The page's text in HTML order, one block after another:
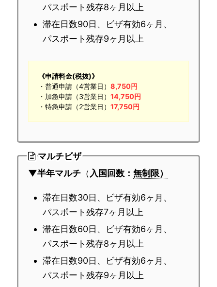
パスポート残存8ヶ月以上
滞在日数90日、ビザ有効6ヶ月、
パスポート残存9ヶ月以上
《申請料金(税抜)》
・普通申請（4営業日） 8,750円
・加急申請（3営業日） 14,750円
・特急申請（2営業日） 17,750円
マルチビザ
▼半年マルチ （ 入国回数： 無制限）
滞在日数30日、ビザ有効6ヶ月、
パスポート残存7ヶ月以上
滞在日数60日、ビザ有効6ヶ月、
パスポート残存8ヶ月以上
滞在日数90日、ビザ有効6ヶ月、
パスポート残存9ヶ月以上